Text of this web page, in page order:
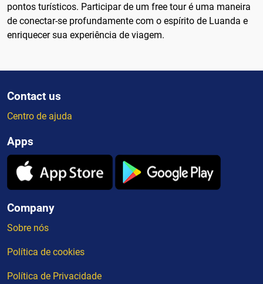
pontos turísticos. Participar de um free tour é uma maneira
de conectar-se profundamente com o espírito de Luanda e
enriquecer sua experiência de viagem.
Contact us
Centro de ajuda
Apps
Company
Sobre nós
Política de cookies
Política de Privacidade